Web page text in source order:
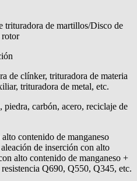
trituradora de martillos/Disco de
de clínker, trituradora de materia
trituradora de metal, etc.
piedra, carbón, acero, reciclaje de
contenido de manganeso
de inserción con alto
alto contenido de manganeso +
Q690, Q550, Q345, etc.